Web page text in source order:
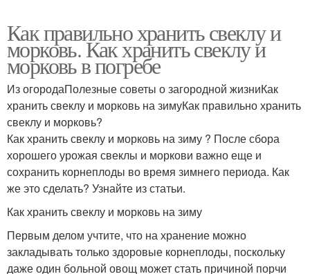
Как правильно хранить свеклу и
морковь. Как хранить свеклу и
морковь в погребе
Из огородаПолезные советы о загородной жизниКак
хранить свеклу и морковь на зимуКак правильно хранить
свеклу и морковь?
Как хранить свеклу и морковь на зиму ? После сбора
хорошего урожая свеклы и моркови важно еще и
сохранить корнеплоды во время зимнего периода. Как
же это сделать? Узнайте из статьи.
Как хранить свеклу и морковь на зиму
Первым делом учтите, что на хранение можно
закладывать только здоровые корнеплоды, поскольку
даже один больной овощ может стать причиной порчи